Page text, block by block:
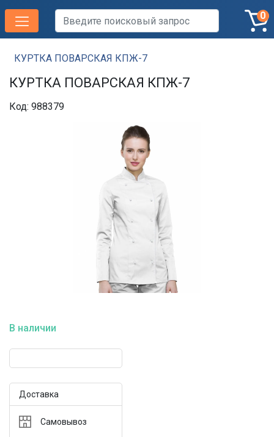
0
КУРТКА ПОВАРСКАЯ КПЖ-7
КУРТКА ПОВАРСКАЯ КПЖ-7
Код: 988379
В наличии
Доставка
Самовывоз